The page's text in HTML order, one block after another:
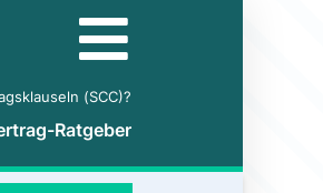
(SCC)?
Ratgeber